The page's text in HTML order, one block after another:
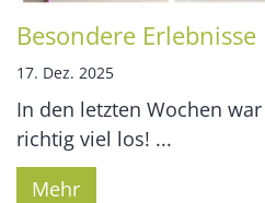
Besondere Erlebnisse
17. Dez. 2025
In den letzten Wochen
richtig viel los! ...
Mehr